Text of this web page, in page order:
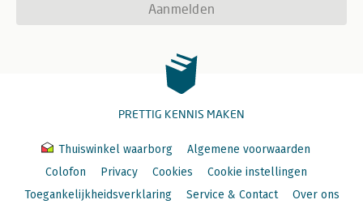
Aanmelden
PRETTIG KENNIS MAKEN
Thuiswinkel waarborg
Algemene voorwaarden
Colofon
Privacy Cookies
Cookie instellingen
Toegankelijkheidsverklaring
Service & Contact Over ons